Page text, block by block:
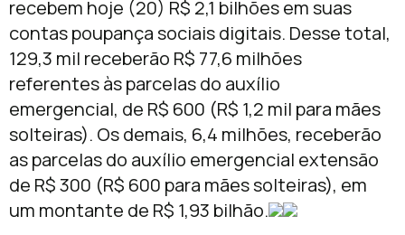
recebem hoje (20) R$ 2,1 bilhões em suas
contas poupança sociais digitais. Desse total,
129,3 mil receberão R$ 77,6 milhões
referentes às parcelas do auxílio
emergencial, de R$ 600 (R$ 1,2 mil para mães
solteiras). Os demais, 6,4 milhões, receberão
as parcelas do auxílio emergencial extensão
de R$ 300 (R$ 600 para mães solteiras), em
um montante de R$ 1,93 bilhão.